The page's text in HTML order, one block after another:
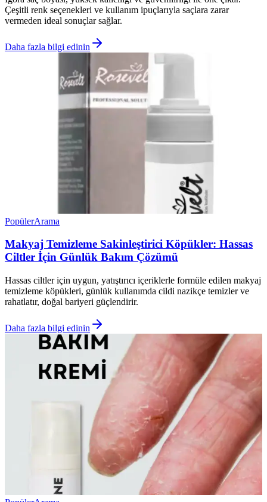
Çeşitli renk seçenekleri ve kullanım ipuçlarıyla saçlara zarar
vermeden ideal sonuçlar sağlar.
Daha fazla bilgi edinin
PopülerArama
Makyaj Temizleme Sakinleştirici Köpükler: Hassas
Ciltler İçin Günlük Bakım Çözümü
Hassas ciltler için uygun, yatıştırıcı içeriklerle formüle edilen makyaj
temizleme köpükleri, günlük kullanımda cildi nazikçe temizler ve
rahatlatır, doğal bariyeri güçlendirir.
Daha fazla bilgi edinin